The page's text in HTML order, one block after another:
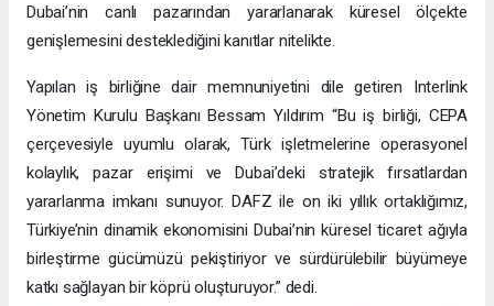
Dubai’nin canlı pazarından yararlanarak küresel ölçekte
genişlemesini desteklediğini kanıtlar nitelikte.
Yapılan iş birliğine dair memnuniyetini dile getiren Interlink
Yönetim Kurulu Başkanı Bessam Yıldırım “Bu iş birliği, CEPA
çerçevesiyle uyumlu olarak, Türk işletmelerine operasyonel
kolaylık, pazar erişimi ve Dubai’deki stratejik fırsatlardan
yararlanma imkanı sunuyor. DAFZ ile on iki yıllık ortaklığımız,
Türkiye’nin dinamik ekonomisini Dubai’nin küresel ticaret ağıyla
birleştirme gücümüzü pekiştiriyor ve sürdürülebilir büyümeye
katkı sağlayan bir köprü oluşturuyor.” dedi.